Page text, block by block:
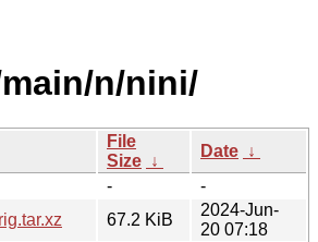
n/nini/
File
Size ↓
Date ↓
-
-
67.2 KiB
2024-Jun-
20 07:18